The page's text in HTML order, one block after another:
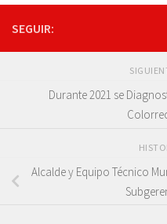
SEGUIR:
Durante 2021 se
Alcalde y Equipo Técnico